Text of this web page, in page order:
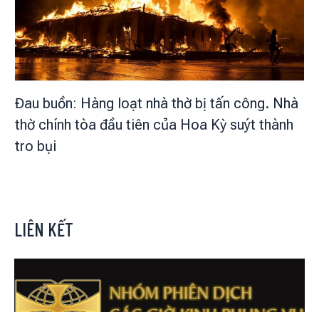
Đau buồn: Hàng loạt nhà thờ bị tấn công. Nhà
thờ chính tòa đầu tiên của Hoa Kỳ suýt thành
tro bụi
LIÊN KẾT